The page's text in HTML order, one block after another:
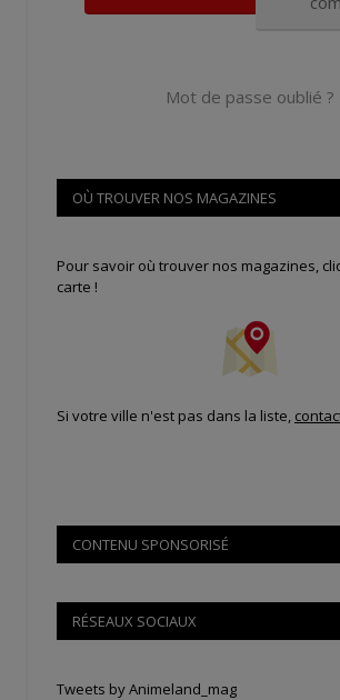
Mot de passe oublié ?
OÙ TROUVER NOS MAGAZINES
Pour savoir où trouver nos magazines,
carte !
Si votre ville n'est pas dans la liste,
CONTENU SPONSORISÉ
RÉSEAUX SOCIAUX
Tweets by Animeland_mag